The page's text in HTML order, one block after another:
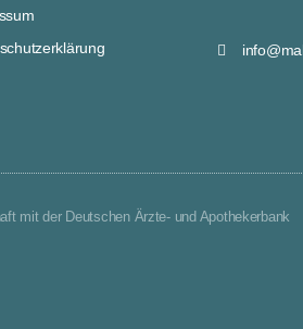
mit der Deutschen Ärzte- und Apothekerbank